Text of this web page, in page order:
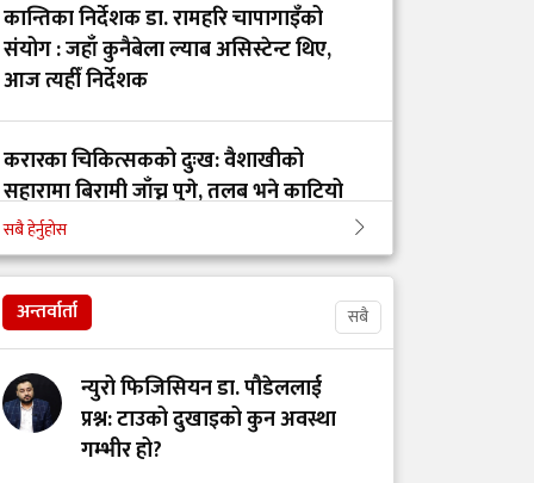
मानसिक सामाजिक
आजको आवश्यकता
अस्पतालको इन्टरनेटबाट
भिडियो गेम खेल्न नदिएका
कारण भएको थियो
डाक्टर बाबु-छोराको आदर्श
र कर्पोरेट स्वार्थ देखाउने
कान्तिका निर्देशक डा. रामहरि चापागाइँको
संयोग : जहाँ कुनैबेला ल्याब असिस्टेन्ट थिए,
आज त्यहीँ निर्देशक
करारका चिकित्सकको दुःख: वैशाखीको
सहारामा बिरामी जाँच्न पुगे, तलब भने काटियो
कान्ति अस्पतालको निर्देशकमा डा. रामहरी
चापागाईं
सबै हेर्नुहोस
अन्तर्वार्ता सबै
न्युरो फिजिसियन डा. पौडेललाई
प्रश्न: टाउको दुखाइको कुन अवस्था
गम्भीर हो?